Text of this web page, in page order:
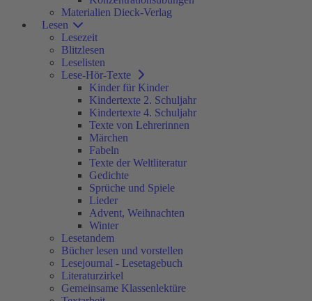
Materialien Dieck-Verlag
Lesen
Lesezeit
Blitzlesen
Leselisten
Lese-Hör-Texte
Kinder für Kinder
Kindertexte 2. Schuljahr
Kindertexte 4. Schuljahr
Texte von Lehrerinnen
Märchen
Fabeln
Texte der Weltliteratur
Gedichte
Sprüche und Spiele
Lieder
Advent, Weihnachten
Winter
Lesetandem
Bücher lesen und vorstellen
Lesejournal - Lesetagebuch
Literaturzirkel
Gemeinsame Klassenlektüre